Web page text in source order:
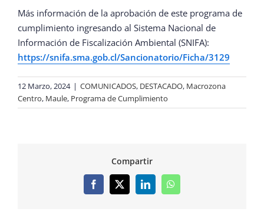
Más información de la aprobación de este programa de
cumplimiento ingresando al Sistema Nacional de
Información de Fiscalización Ambiental (SNIFA):
https://snifa.sma.gob.cl/Sancionatorio/Ficha/3129
12 Marzo, 2024 | COMUNICADOS, DESTACADO, Macrozona
Centro, Maule, Programa de Cumplimiento
Compartir
Facebook
X LinkedInWhatsApp